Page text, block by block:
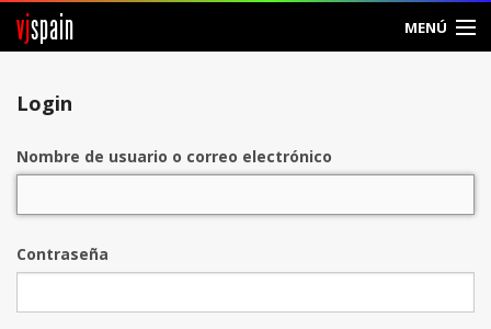
vjspain MENÚ
Login
Nombre de usuario o correo electrónico
Contraseña